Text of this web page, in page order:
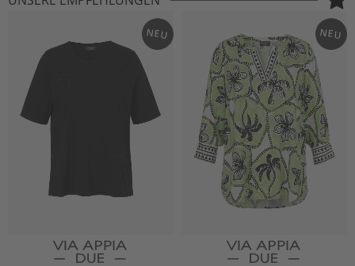
NEU NEU